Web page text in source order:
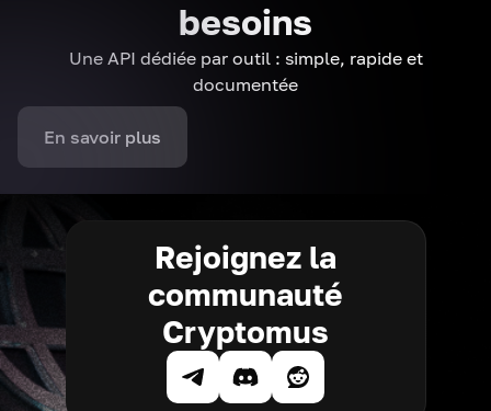
besoins
Une API dédiée par outil : simple, rapide et
documentée
En savoir plus
Rejoignez la
communauté
Cryptomus